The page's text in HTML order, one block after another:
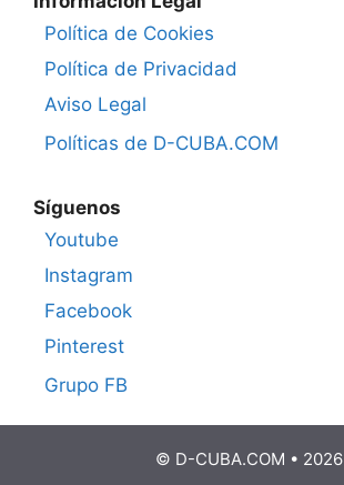
Política de Cookies
Política de Privacidad
Aviso Legal
Políticas de D-CUBA.COM
Síguenos
Youtube
Instagram
Facebook
Pinterest
Grupo FB
© D-CUBA.COM • 2026